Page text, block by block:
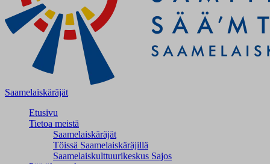
Saamelaiskäräjät
Etusivu
Tietoa meistä
Saamelaiskäräjät
Töissä Saamelaiskäräjillä
Saamelaiskulttuuri­keskus Sajos